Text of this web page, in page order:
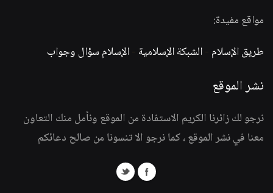
مواقع مفيدة:
طريق الإسلام -الشبكة الإسلامية -الإسلام سؤال وجواب
نشر الموقع
نرجو لك زائرنا الكريم الاستفادة من الموقع ونأمل منك التعاون
معنا في نشر الموقع ، كما نرجو الا تنسونا من صالح دعائكم